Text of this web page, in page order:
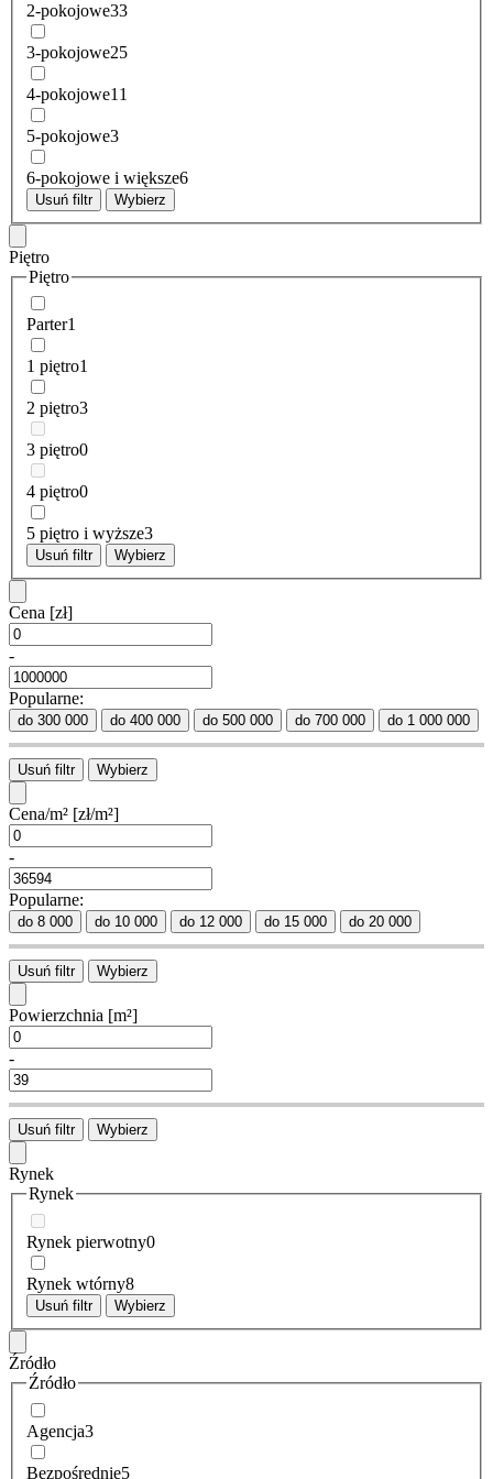
2-pokojowe33
3-pokojowe25
4-pokojowe11
5-pokojowe3
6-pokojowe i większe6
Usuń filtr Wybierz
Piętro
Piętro
Parter1
1 piętro1
2 piętro3
3 piętro0
4 piętro0
5 piętro i wyższe3
Usuń filtr Wybierz
Cena [zł]
-
Popularne:
do 300 000 do 400 000 do 500 000 do 700 000 do 1 000 000
Usuń filtr Wybierz
Cena/m² [zł/m²]
-
Popularne:
do 8 000 do 10 000 do 12 000 do 15 000 do 20 000
Usuń filtr Wybierz
Powierzchnia [m²]
-
Usuń filtr Wybierz
Rynek
Rynek
Rynek pierwotny0
Rynek wtórny8
Usuń filtr Wybierz
Źródło
Źródło
Agencja3
Bezpośrednie5